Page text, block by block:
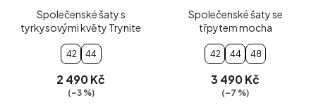
Společenské šaty s
tyrkysovými květy Trynite
42 44
2 490 Kč
(–3 %)
Společenské šaty se
třpytem mocha
42 44 48
3 490 Kč
(–7 %)